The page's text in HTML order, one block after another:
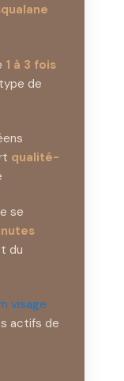
1 à 3 fois
de
qualité-
se
du
visage
actifs de